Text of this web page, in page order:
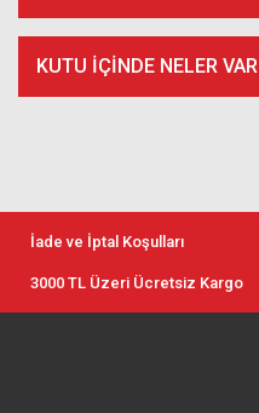
KUTU İÇİNDE NELER VAR
İade ve İptal Koşulları
3000 TL Üzeri Ücretsiz Kargo